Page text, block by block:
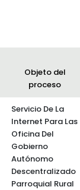
Objeto del
proceso
Servicio De La
Internet Para Las
Oficina Del
Gobierno
Autónomo
Descentralizado
Parroquial Rural